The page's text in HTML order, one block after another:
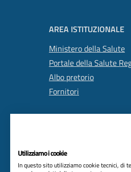
AREA ISTITUZIONALE
Ministero della Salute
Portale della Salute
Albo pretorio
Fornitori
Utilizziamo i cookie
In questo sito utilizziamo cookie tecnici, di